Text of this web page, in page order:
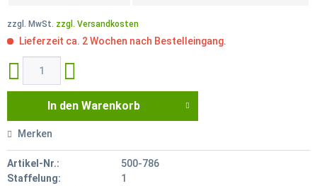
zzgl. MwSt. zzgl. Versandkosten
Lieferzeit ca. 2 Wochen nach Bestelleingang.
In den Warenkorb
Merken
Artikel-Nr.:
500-786
Staffelung:
1